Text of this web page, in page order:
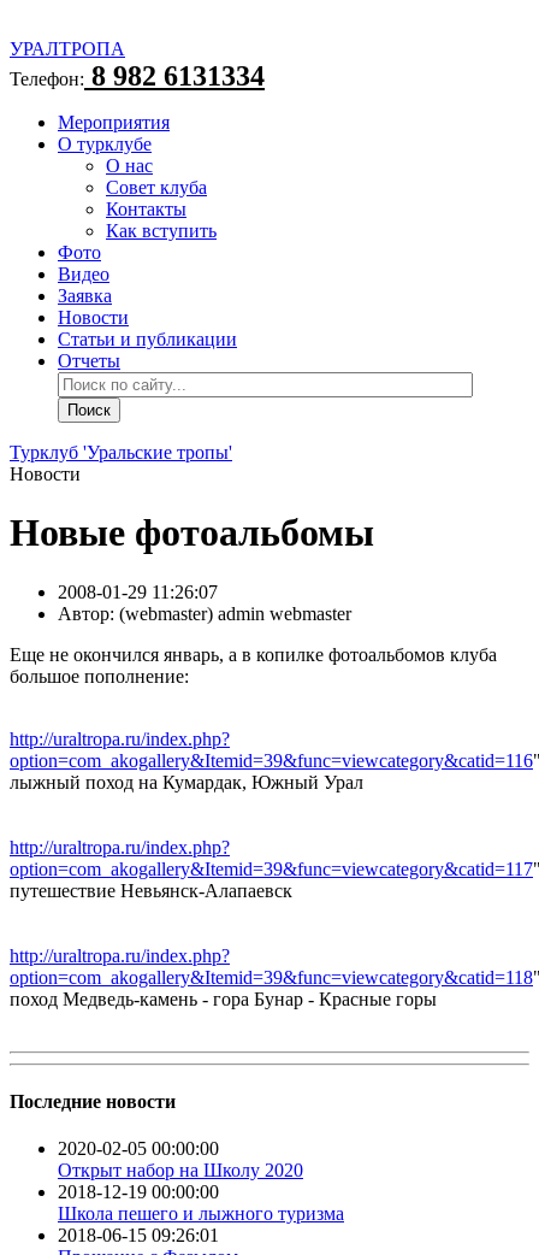
УРАЛТРОПА
Телефон: 8 982 6131334
Мероприятия
О турклубе
О нас
Совет клуба
Контакты
Как вступить
Фото
Видео
Заявка
Новости
Статьи и публикации
Отчеты
Турклуб 'Уральские тропы'
Новости
Новые фотоальбомы
2008-01-29 11:26:07
Автор: ( webmaster) admin webmaster
Еще не окончился январь, а в копилке фотоальбомов клуба
большое пополнение:
http://uraltropa.ru/index.php?
option=com_akogallery&Itemid=39&func=viewcategory&catid=116
лыжный поход на Кумардак, Южный Урал
http://uraltropa.ru/index.php?
option=com_akogallery&Itemid=39&func=viewcategory&catid=117
путешествие Невьянск-Алапаевск
http://uraltropa.ru/index.php?
option=com_akogallery&Itemid=39&func=viewcategory&catid=118
поход Медведь-камень - гора Бунар - Красные горы
Последние новости
2020-02-05 00:00:00
Открыт набор на Школу 2020
2018-12-19 00:00:00
Школа пешего и лыжного туризма
2018-06-15 09:26:01